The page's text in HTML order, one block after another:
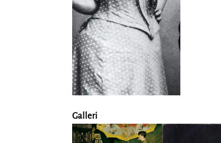
Galleri
Sider